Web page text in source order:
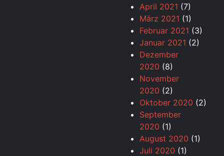
April 2021 (7)
März 2021 (1)
Februar 2021 (3)
Januar 2021 (2)
Dezember
2020 (8)
November
2020 (2)
Oktober 2020 (2)
September
2020 (1)
August 2020 (1)
Juli 2020 (1)